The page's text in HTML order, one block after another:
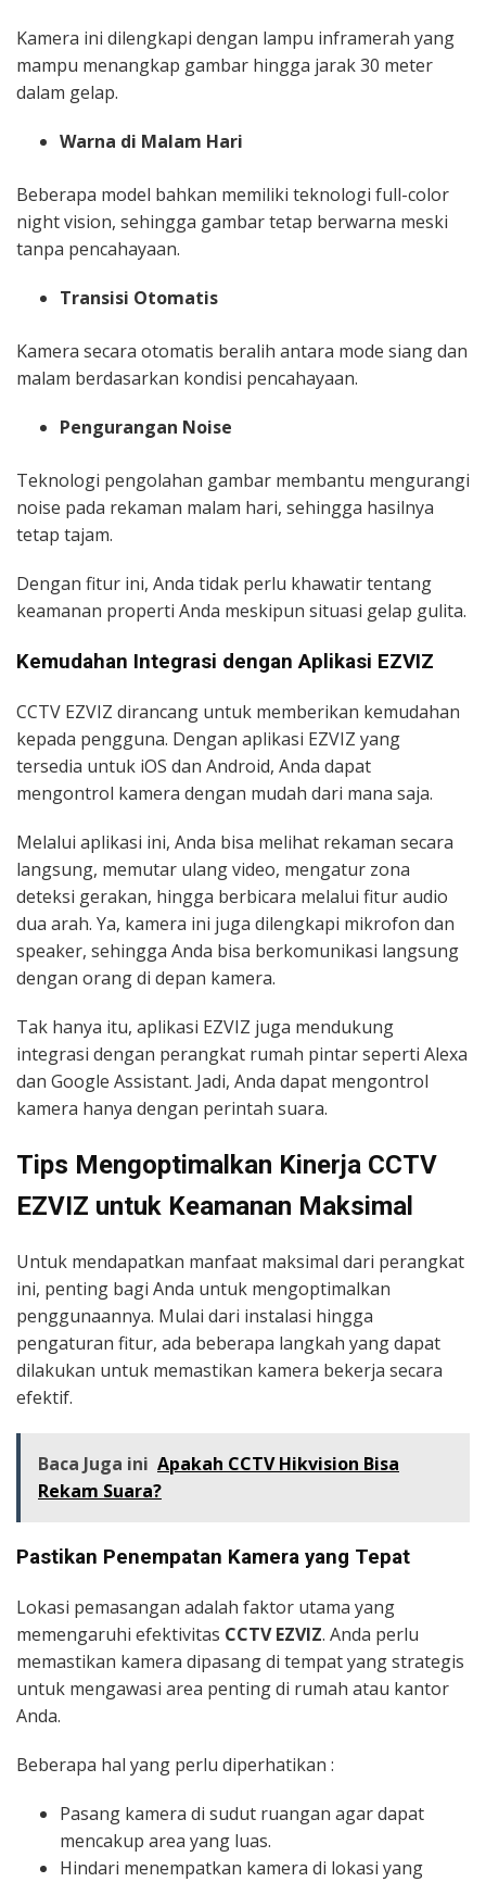
Kamera ini dilengkapi dengan lampu inframerah yang
mampu menangkap gambar hingga jarak 30 meter
dalam gelap.
Warna di Malam Hari
Beberapa model bahkan memiliki teknologi full-color
night vision, sehingga gambar tetap berwarna meski
tanpa pencahayaan.
Transisi Otomatis
Kamera secara otomatis beralih antara mode siang dan
malam berdasarkan kondisi pencahayaan.
Pengurangan Noise
Teknologi pengolahan gambar membantu mengurangi
noise pada rekaman malam hari, sehingga hasilnya
tetap tajam.
Dengan fitur ini, Anda tidak perlu khawatir tentang
keamanan properti Anda meskipun situasi gelap gulita.
Kemudahan Integrasi dengan Aplikasi EZVIZ
CCTV EZVIZ dirancang untuk memberikan kemudahan
kepada pengguna. Dengan aplikasi EZVIZ yang
tersedia untuk iOS dan Android, Anda dapat
mengontrol kamera dengan mudah dari mana saja.
Melalui aplikasi ini, Anda bisa melihat rekaman secara
langsung, memutar ulang video, mengatur zona
deteksi gerakan, hingga berbicara melalui fitur audio
dua arah. Ya, kamera ini juga dilengkapi mikrofon dan
speaker, sehingga Anda bisa berkomunikasi langsung
dengan orang di depan kamera.
Tak hanya itu, aplikasi EZVIZ juga mendukung
integrasi dengan perangkat rumah pintar seperti Alexa
dan Google Assistant. Jadi, Anda dapat mengontrol
kamera hanya dengan perintah suara.
Tips Mengoptimalkan Kinerja CCTV
EZVIZ untuk Keamanan Maksimal
Untuk mendapatkan manfaat maksimal dari perangkat
ini, penting bagi Anda untuk mengoptimalkan
penggunaannya. Mulai dari instalasi hingga
pengaturan fitur, ada beberapa langkah yang dapat
dilakukan untuk memastikan kamera bekerja secara
efektif.
Baca Juga ini Apakah CCTV Hikvision Bisa
Rekam Suara?
Pastikan Penempatan Kamera yang Tepat
Lokasi pemasangan adalah faktor utama yang
memengaruhi efektivitas CCTV EZVIZ. Anda perlu
memastikan kamera dipasang di tempat yang strategis
untuk mengawasi area penting di rumah atau kantor
Anda.
Beberapa hal yang perlu diperhatikan :
Pasang kamera di sudut ruangan agar dapat
mencakup area yang luas.
Hindari menempatkan kamera di lokasi yang